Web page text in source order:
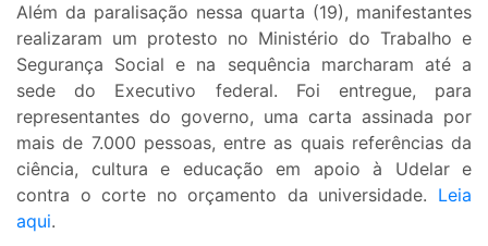
Além da paralisação nessa quarta (19), manifestantes
realizaram um protesto no Ministério do Trabalho e
Segurança Social e na sequência marcharam até a
sede do Executivo federal. Foi entregue, para
representantes do governo, uma carta assinada por
mais de 7.000 pessoas, entre as quais referências da
ciência, cultura e educação em apoio à Udelar e
contra o corte no orçamento da universidade. Leia
aqui.